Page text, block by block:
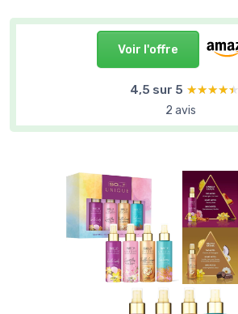
Voir l'offre
4,5 sur 5 ★★★★★
★★★★★
2 avis